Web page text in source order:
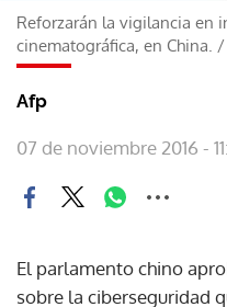
Reforzarán la vigilancia en
cinematográfica, en China. /
Afp
07 de noviembre 2016 -
El parlamento chino
sobre la ciberseguridad